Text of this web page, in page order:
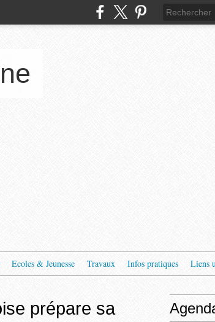
Ecoles & Jeunesse Travaux Infos pratiques Liens
prépare sa